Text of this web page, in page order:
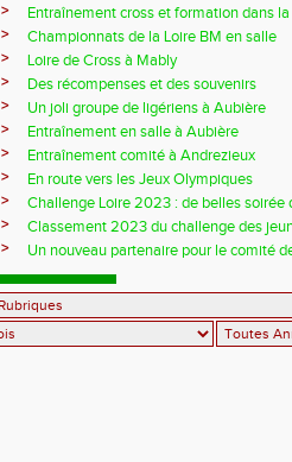
>
Entraînement cross et formation dans
>
Championnats de la Loire BM en salle
>
Loire de Cross à Mably
>
Des récompenses et des souvenirs
>
Un joli groupe de ligériens à Aubière
>
Entraînement en salle à Aubière
>
Entraînement comité à Andrezieux
>
En route vers les Jeux Olympiques
>
Challenge Loire 2023 : de belles soirée
>
Classement 2023 du challenge des
> Un nouveau partenaire pour le comité